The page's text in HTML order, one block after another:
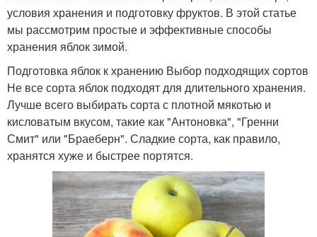
условия хранения и подготовку фруктов. В этой статье
мы рассмотрим простые и эффективные способы
хранения яблок зимой.
Подготовка яблок к хранению Выбор подходящих сортов
Не все сорта яблок подходят для длительного хранения.
Лучше всего выбирать сорта с плотной мякотью и
кисловатым вкусом, такие как "Антоновка", "Гренни
Смит" или "Браеберн". Сладкие сорта, как правило,
хранятся хуже и быстрее портятся.